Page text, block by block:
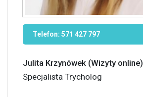
Telefon: 571 427 797
Julita Krzynówek (Wizyty online)
Specjalista Trycholog